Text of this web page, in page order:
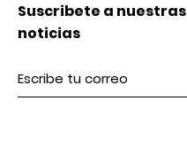
Suscribete a nuestras
noticias